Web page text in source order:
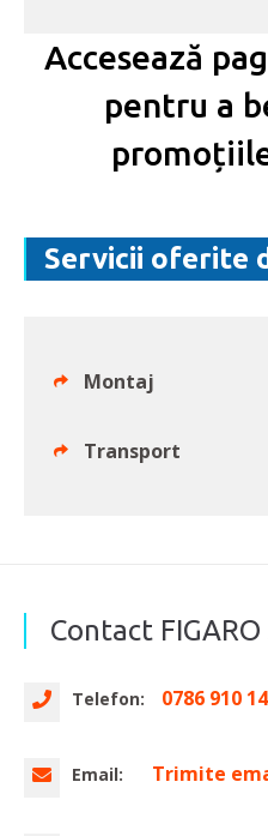
Accesează
pentru a
Servicii oferite
Montaj
Transport
Contact FIGARO
Telefon: 0786 910
Email: Trimite